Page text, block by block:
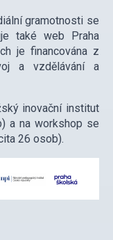
gramotnosti se
také web Praha
je financována z
a vzdělávání a
inovační institut
a na workshop se
26 osob).